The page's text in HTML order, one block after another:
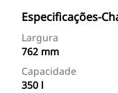
Especificações-
Largura
762 mm
Capacidade
350 l